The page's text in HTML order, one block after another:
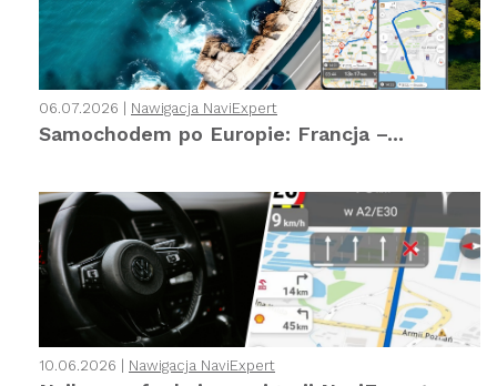
06.07.2026 | Nawigacja NaviExpert
Samochodem po Europie: Francja –...
10.06.2026 | Nawigacja NaviExpert